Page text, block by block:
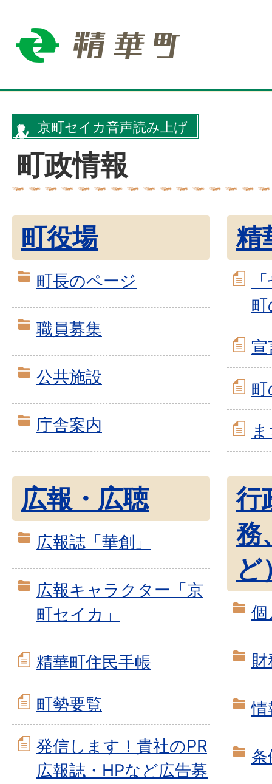
京町セイカ音声読み上げ
町政情報
町役場
町長のページ
職員募集
公共施設
庁舎案内
精
宣
広報・広聴
広報誌「華創」
広報キャラクター「京
町セイカ」
精華町住民手帳
町勢要覧
発信します！貴社のPR
広報誌・HPなど広告募
行
務
ど
個
情
条